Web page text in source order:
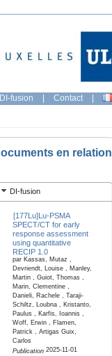
fusion | Contact |
en relation
DI-fusion
[177Lu]Lu-PSMA
SPECT/CT for early
response assessment
using quantitative
RECIP 1.0
par Kassas, Mutaz ,
Devriendt, Louise , Manley,
Martin , Guiot, Thomas ,
Marin, Clementine ,
Danieli, Rachele , Taraji-
Schiltz, Loubna , Kristanto,
Paulus , Karfis, Ioannis ,
Woff, Erwin , Flamen,
Patrick , Artigas Guix,
Carlos
Publication2025-11-01